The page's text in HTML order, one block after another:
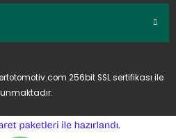
256bit SSL sertifikası ile
e-